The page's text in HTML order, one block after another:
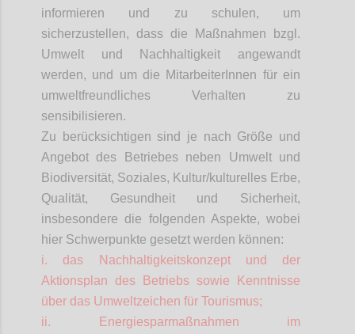
informieren und zu schulen, um
sicherzustellen, dass die Maßnahmen bzgl.
Umwelt und Nachhaltigkeit angewandt
werden, und um die MitarbeiterInnen für ein
umweltfreundliches Verhalten zu
sensibilisieren.
Zu berücksichtigen sind je nach Größe und
Angebot des Betriebes neben Umwelt und
Biodiversität, Soziales, Kultur/kulturelles Erbe,
Qualität, Gesundheit und Sicherheit,
insbesondere die folgenden Aspekte, wobei
hier Schwerpunkte gesetzt werden können:
i. das Nachhaltigkeitskonzept und der
Aktionsplan des Betriebs sowie Kenntnisse
über das Umweltzeichen für Tourismus;
ii. Energiesparmaßnahmen im